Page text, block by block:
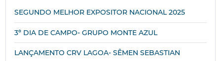
SEGUNDO MELHOR EXPOSITOR NACIONAL 2025
3º DIA DE CAMPO- GRUPO MONTE AZUL
LANÇAMENTO CRV LAGOA- SÊMEN SEBASTIAN